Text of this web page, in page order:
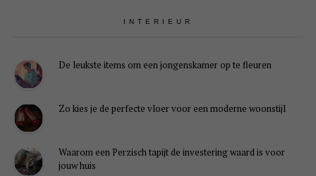
INTERIEUR
De leukste items om een jongenskamer op te fleuren
Zo kies je de perfecte vloer voor een moderne woonstijl
Waarom een Perzisch tapijt de investering waard is voor
jouw huis